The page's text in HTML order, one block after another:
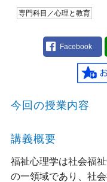
専門科目／心理と教育
Facebook
今回の授業内容
講義概要
福祉心理学は社会福
の一領域であり、社